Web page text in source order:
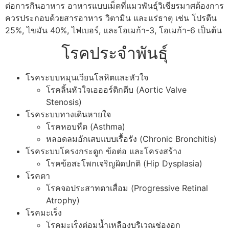
ต่อการกินอาหาร อาหารแบบเม็ดที่แมวพันธุ์วิเชียรมาศต้องการ
ควรประกอบด้วยสารอาหาร วิตามิน และแร่ธาตุ เช่น โปรตีน
25%, ไขมัน 40%, ไฟเบอร์, และโอเมก้า-3, โอเมก้า-6 เป็นต้น
โรคประจำพันธุ์
โรคระบบหมุนเวียนโลหิตและหัวใจ
โรคลิ้นหัวใจเอออร์ติกตีบ (Aortic Valve
Stenosis)
โรคระบบทางเดินหายใจ
โรคหอบหืด (Asthma)
หลอดลมอักเสบแบบเรื้อรัง (Chronic Bronchitis)
โรคระบบโครงกระดูก ข้อต่อ และโครงสร้าง
โรคข้อสะโพกเจริญผิดปกติ (Hip Dysplasia)
โรคตา
โรคจอประสาทตาเสื่อม (Progressive Retinal
Atrophy)
โรคมะเร็ง
โรคมะเร็งต่อมน้ำเหลืองบริเวณช่องอก